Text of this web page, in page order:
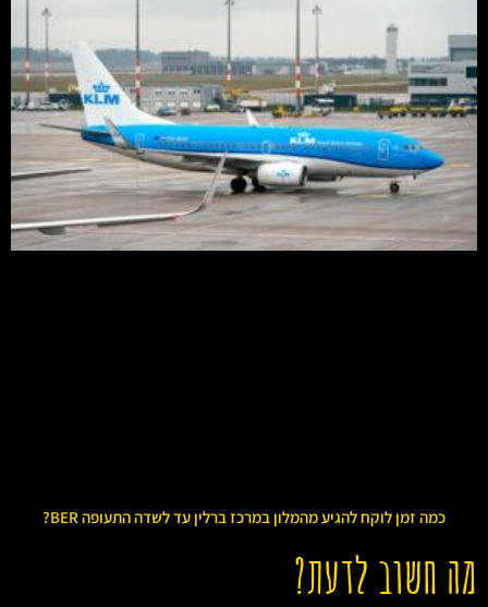
כמה זמן לוקח להגיע מהמלון במרכז ברלין עד לשדה התעופה BER?
מה חשוב לדעת?